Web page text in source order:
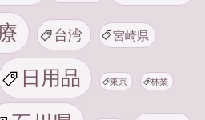
台湾 宮崎県
日用品 東京 林業